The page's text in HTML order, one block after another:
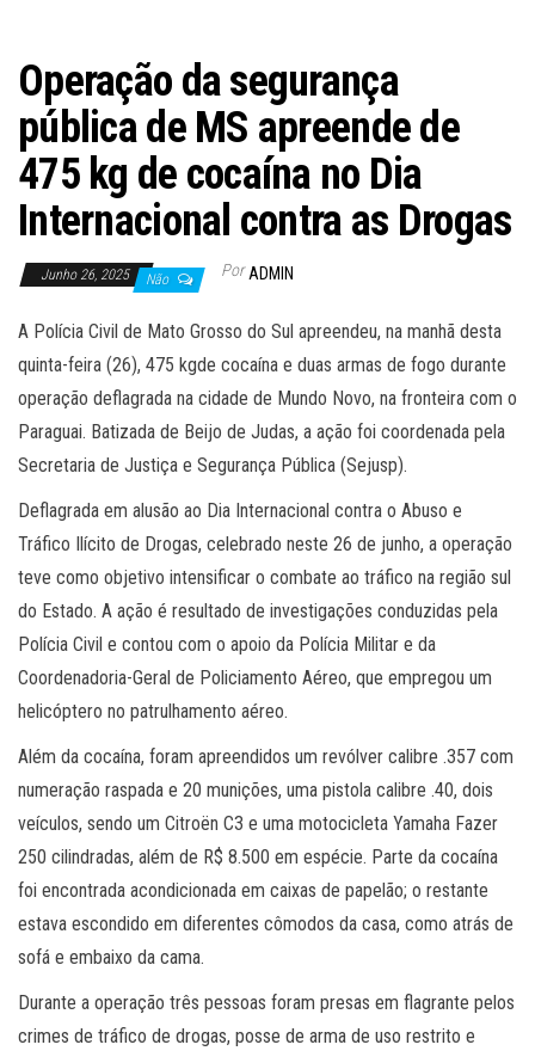
Operação da segurança
pública de MS apreende de
475 kg de cocaína no Dia
Internacional contra as Drogas
Junho 26, 2025 Não Por ADMIN
A Polícia Civil de Mato Grosso do Sul apreendeu, na manhã desta
quinta-feira (26), 475 kgde cocaína e duas armas de fogo durante
operação deflagrada na cidade de Mundo Novo, na fronteira com o
Paraguai. Batizada de Beijo de Judas, a ação foi coordenada pela
Secretaria de Justiça e Segurança Pública (Sejusp).
Deflagrada em alusão ao Dia Internacional contra o Abuso e
Tráfico Ilícito de Drogas, celebrado neste 26 de junho, a operação
teve como objetivo intensificar o combate ao tráfico na região sul
do Estado. A ação é resultado de investigações conduzidas pela
Polícia Civil e contou com o apoio da Polícia Militar e da
Coordenadoria-Geral de Policiamento Aéreo, que empregou um
helicóptero no patrulhamento aéreo.
Além da cocaína, foram apreendidos um revólver calibre .357 com
numeração raspada e 20 munições, uma pistola calibre .40, dois
veículos, sendo um Citroën C3 e uma motocicleta Yamaha Fazer
250 cilindradas, além de R$ 8.500 em espécie. Parte da cocaína
foi encontrada acondicionada em caixas de papelão; o restante
estava escondido em diferentes cômodos da casa, como atrás de
sofá e embaixo da cama.
Durante a operação três pessoas foram presas em flagrante pelos
crimes de tráfico de drogas, posse de arma de uso restrito e